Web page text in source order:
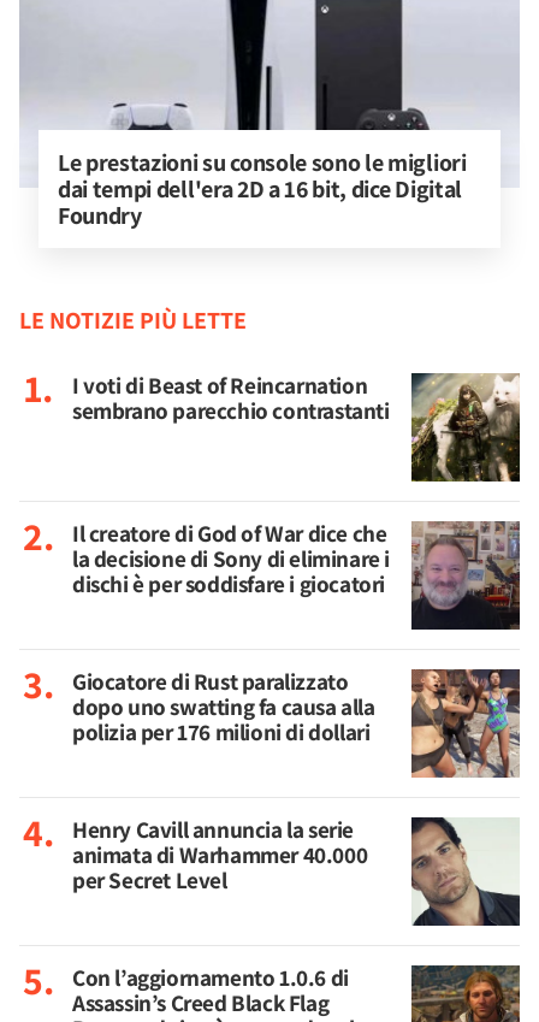
Le prestazioni su console sono le migliori
dai tempi dell'era 2D a 16 bit, dice Digital
Foundry
LE NOTIZIE PIÙ LETTE
I voti di Beast of Reincarnation
sembrano parecchio contrastanti
Il creatore di God of War dice che
la decisione di Sony di eliminare i
dischi è per soddisfare i giocatori
Giocatore di Rust paralizzato
dopo uno swatting fa causa alla
polizia per 176 milioni di dollari
Henry Cavill annuncia la serie
animata di Warhammer 40.000
per Secret Level
Con l’aggiornamento 1.0.6 di
Assassin’s Creed Black Flag